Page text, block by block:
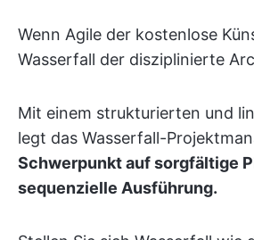
Wenn Agile der kostenlose
Wasserfall der disziplinierte
Mit einem strukturierten und
legt das Wasserfall-
Schwerpunkt auf sorgfältige
sequenzielle Ausführung.